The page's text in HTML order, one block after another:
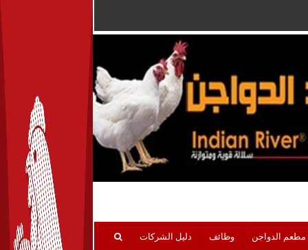
مطعم الدواجن وظائف دليل الشركات